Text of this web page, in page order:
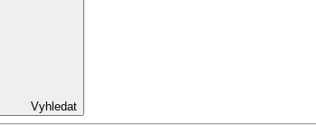
Vyhledat